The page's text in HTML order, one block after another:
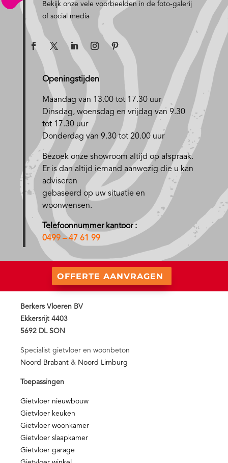
Bekijk onze vele voorbeelden in de foto-galerij
of social media
Openingstijden
Maandag van 13.00 tot 17.30 uur
Dinsdag, woensdag en vrijdag van 9.30
tot 17.30 uur
Donderdag van 9.30 tot 20.00 uur
Bezoek onze showroom altijd op afspraak.
Er is dan altijd iemand aanwezig die u kan
adviseren
gebaseerd op uw situatie en
woonwensen.
Telefoonnummer kantoor :
0499 – 47 61 99
OFFERTE AANVRAGEN
Berkers Vloeren BV
Ekkersrijt 4403
5692 DL SON
Specialist gietvloer en woonbeton
Noord Brabant & Noord Limburg
Toepassingen
Gietvloer nieuwbouw
Gietvloer keuken
Gietvloer woonkamer
Gietvloer slaapkamer
Gietvloer garage